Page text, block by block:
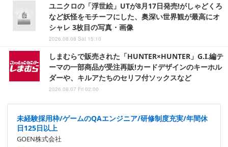
ユニクロの「浮世絵」UTが8月17日発売!がしゃどくろ
など妖怪をモチーフにした、奥深い世界観が最高にオ
シャレ 3枚目の写真・画像
2026.08.08 Sat 15:10
しまむらで販売された「HUNTER×HUNTER」G.I.編テ
ーマの一部商品が受注再販!カードデザインのキーホル
ダーや、キルアたちのセリフ付ソックスなど
2026.08.07 Fri 02:00
未経験採用枠/ゲームのQAエンジニア/研修制度充実/年間休
日125日以上
GOEN株式会社